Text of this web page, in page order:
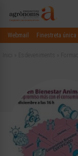
Webmail Finestreta única